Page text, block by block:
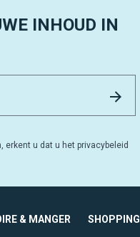
INHOUD IN
erkent u dat u het privacybeleid
& MANGER SHOPPING